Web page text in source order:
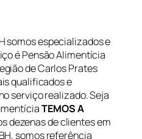
somos especializados e
é Pensão Alimentícia
de Carlos Prates
qualificados e
serviço realizado. Seja
TEMOS A
dezenas de clientes em
somos referência